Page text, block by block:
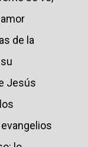
de la
Jesús